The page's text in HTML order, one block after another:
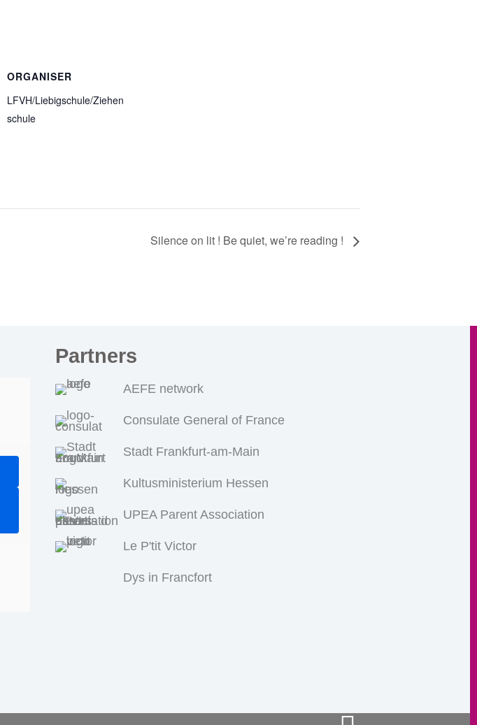
ORGANISER
LFVH/Liebigschule/Ziehen
schule
Silence on lit ! Be quiet, we’re reading !
Partners
AEFE network
Consulate General of France
Stadt Frankfurt-am-Main
Kultusministerium Hessen
UPEA Parent Association
Le P'tit Victor
Dys in Francfort